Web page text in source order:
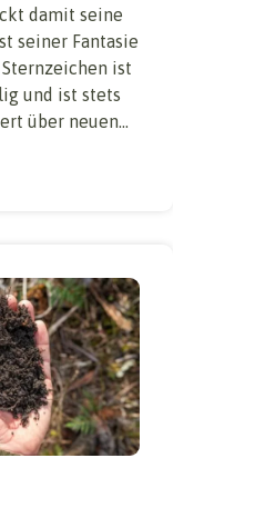
damit seine
seiner Fantasie
ist
und ist stets
über neuen...